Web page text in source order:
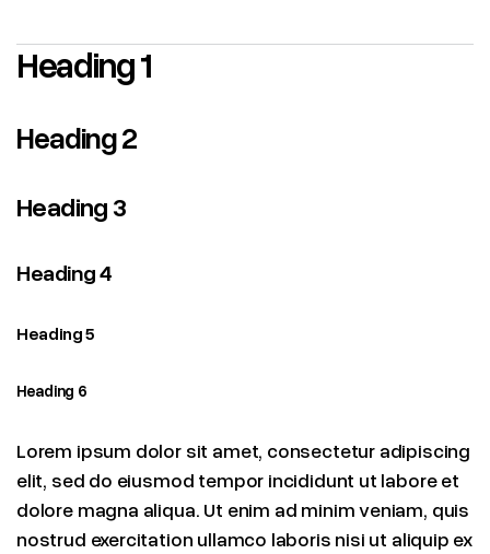
Heading 1
Heading 2
Heading 3
Heading 4
Heading 5
Heading 6
Lorem ipsum dolor sit amet, consectetur adipiscing
elit, sed do eiusmod tempor incididunt ut labore et
dolore magna aliqua. Ut enim ad minim veniam, quis
nostrud exercitation ullamco laboris nisi ut aliquip ex